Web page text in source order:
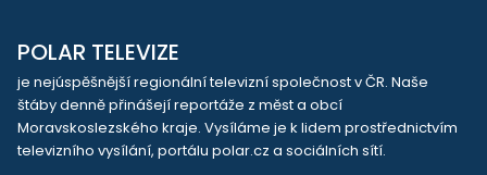
POLAR TELEVIZE
je nejúspěšnější regionální televizní společnost v ČR. Naše
štáby denně přinášejí reportáže z měst a obcí
Moravskoslezského kraje. Vysíláme je k lidem prostřednictvím
televizního vysílání, portálu polar.cz a sociálních sítí.